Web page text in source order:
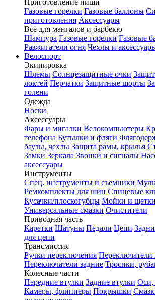
Приготовление пищи
Газовые горелки Газовые баллоны
приготовления Аксессуары
Всё для мангалов и барбекю
Шампура Газовые горелки Газовые
Разжигатели огня Чехлы и
Велоспорт
Экипировка
Шлемы Солнцезащитные очки
локтей Перчатки Защитные шорты
голени
Одежда
Носки
Аксессуары
Фары и мигалки Велокомпьютеры
телефона Бутылки и фляги
баулы, чехлы Защита рамы, крылья
Замки Зеркала Звонки и сигналы
аксессуары
Инструменты
Спец. инструменты и съемники
Ремкомплекты для шин Спицевые
Кусачки/плоскогубцы Мойки и
Универсальные смазки Очистители
Приводная часть
Каретки Шатуны Педали Цепи
для цепи
Трансмиссия
Ручки переключения Переключатели
Переключатели задние Тросики,
Колесные части
Передние втулки Задние втулки Оси,
Камеры, флипперы Покрышки